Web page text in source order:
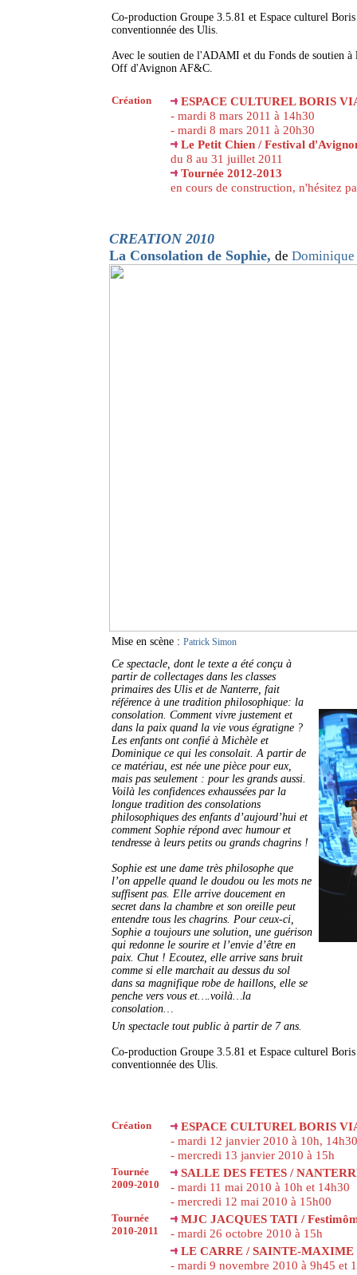
Co-production Groupe 3.5.81 et Espace culturel Boris
conventionnée des Ulis.
Avec le soutien de l'ADAMI et du Fonds de soutien
Off d'Avignon AF&C.
Création
ESPACE CULTUREL BORIS
- mardi 8 mars 2011 à 14h30
- mardi 8 mars 2011 à 20h30
Le Petit Chien / Festival
du 8 au 31 juillet 2011
Tournée 2012-2013
en cours de construction, n'hésitez
CREATION 2010
La Consolation de Sophie, de Dominique
Mise en scène : Patrick Simon
Ce spectacle, dont le texte a été conçu à
partir de collectages dans les classes
primaires des Ulis et de Nanterre, fait
référence à une tradition philosophique: la
consolation. Comment vivre justement et
dans la paix quand la vie vous égratigne ?
Les enfants ont confié à Michèle et
Dominique ce qui les consolait. A partir de
ce matériau, est née une pièce pour eux,
mais pas seulement : pour les grands aussi.
Voilà les confidences exhaussées par la
longue tradition des consolations
philosophiques des enfants d’aujourd’hui et
comment Sophie répond avec humour et
tendresse à leurs petits ou grands chagrins !
Sophie est une dame très philosophe que
l’on appelle quand le doudou ou les mots ne
suffisent pas. Elle arrive doucement en
secret dans la chambre et son oreille peut
entendre tous les chagrins. Pour ceux-ci,
Sophie a toujours une solution, une guérison
qui redonne le sourire et l’envie d’être en
paix. Chut ! Ecoutez, elle arrive sans bruit
comme si elle marchait au dessus du sol
dans sa magnifique robe de haillons, elle se
penche vers vous et….voilà…la
consolation…
Un spectacle tout public à partir de 7 ans.
Co-production Groupe 3.5.81 et Espace culturel Boris
conventionnée des Ulis.
Création
ESPACE CULTUREL BORIS
- mardi 12 janvier 2010 à 10h,
- mercredi 13 janvier 2010 à 15h
Tournée
2009-2010
SALLE DES FETES /
- mardi 11 mai 2010 à 10h et 14h30
- mercredi 12 mai 2010 à 15h00
Tournée
2010-2011
MJC JACQUES TATI /
- mardi 26 octobre 2010 à 15h
LE CARRE / SAINTE-MAXIME
- mardi 9 novembre 2010 à 9h45 et